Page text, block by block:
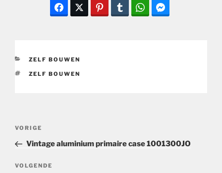
CATEGORIEËN
ZELF BOUWEN
TAGS
ZELF BOUWEN
Bericht
Vorig
bericht
VORIGE
Vintage aluminium primaire case 1001300JO
Volgend
VOLGENDE